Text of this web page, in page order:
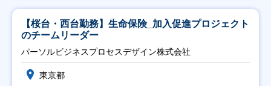
【桜台・西台勤務】生命保険_加入促進プロジェクト
のチームリーダー
パーソルビジネスプロセスデザイン株式会社
東京都